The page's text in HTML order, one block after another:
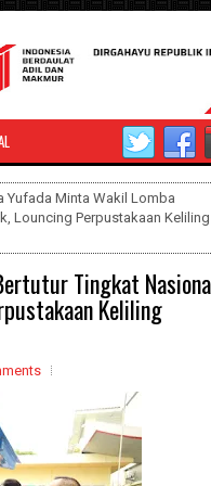
Yufada Minta Wakil Lomba
Louncing Perpustakaan Keliling
Tingkat
Keliling